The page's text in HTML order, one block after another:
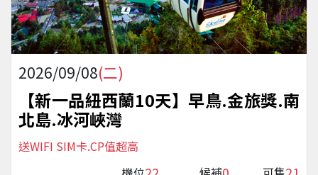
2026/09/08(二)
【新一品紐西蘭10天】早鳥.金旅獎.南
北島.冰河峽灣
送WIFI SIM卡.CP值超高